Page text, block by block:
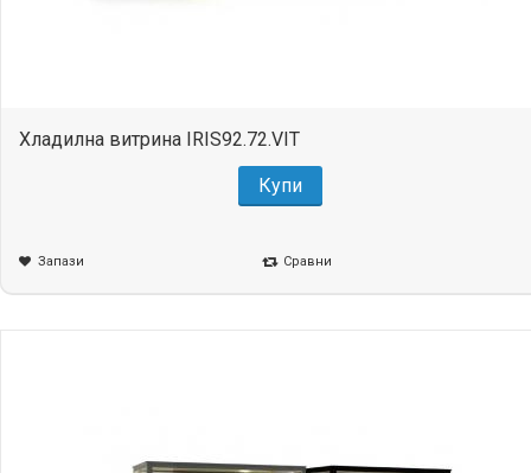
Хладилна витрина IRIS92.72.VIT
Купи
Запази Сравни